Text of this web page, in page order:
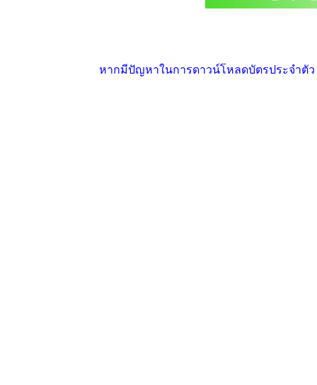
หากมีปัญหาในการดาวน์โหลดบัตรประจำตัว